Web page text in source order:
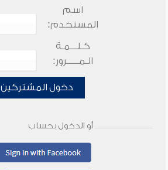
اسم
المستخدم:
كـلـــمـة
الـمـــــرور:
دخول المشتركين
أو الدخول بحساب